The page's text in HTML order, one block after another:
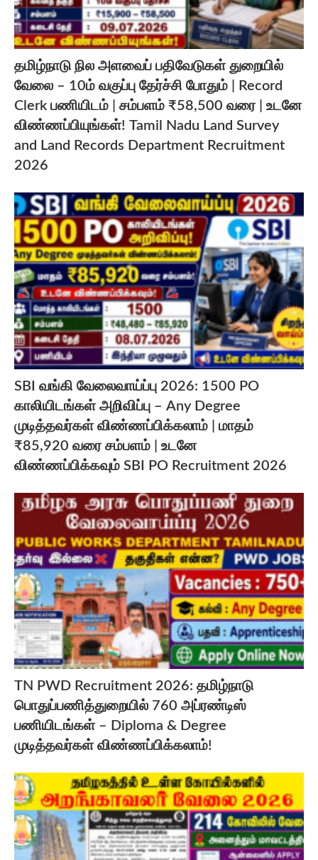
தமிழ்நாடு நில அளவைப் பதிவேடுகள் துறையில்
வேலை – 10ம் வகுப்பு தேர்ச்சி போதும் | Record
Clerk பணியிடம் | சம்பளம் ₹58,500 வரை | உடனே
விண்ணப்பியுங்கள்! Tamil Nadu Land Survey
and Land Records Department Recruitment
2026
SBI வங்கி வேலைவாய்ப்பு 2026: 1500 PO
காலியிடங்கள் அறிவிப்பு – Any Degree
முடித்தவர்கள் விண்ணப்பிக்கலாம் | மாதம்
₹85,920 வரை சம்பளம் | உடனே
விண்ணப்பிக்கவும் SBI PO Recruitment 2026
TN PWD Recruitment 2026: தமிழ்நாடு
பொதுப்பணித்துறையில் 760 அப்ரண்டிஸ்
பணியிடங்கள் – Diploma & Degree
முடித்தவர்கள் விண்ணப்பிக்கலாம்!